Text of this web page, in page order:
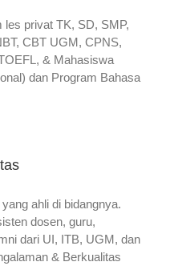
les privat TK, SD, SMP,
CBT UGM, CPNS,
& Mahasiswa
dan Program Bahasa
ahli di bidangnya.
dosen, guru,
dari UI, ITB, UGM, dan
& Berkualitas